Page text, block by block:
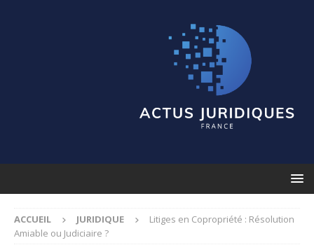
ACCUEIL JURIDIQUE
Litiges en Copropriété : Résolution
Amiable ou Judiciaire ?